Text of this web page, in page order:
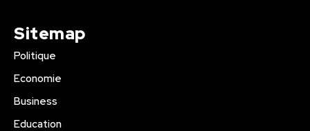
Sitemap
Politique
Economie
Business
Education